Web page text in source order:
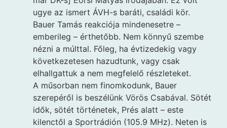
ugye az ismert ÁVH-s baráti, családi kör.
Bauer Tamás reakciója mindenesetre –
emberileg – érthetőbb. Nem könnyű szembe
nézni a múlttal. Főleg, ha évtizedekig vagy
következetesen hazudtunk, vagy csak
elhallgattuk a nem megfelelő részleteket.
A műsorban nem finomkodunk, Bauer
szerepéről is beszélünk Vörös Csabával. Sötét
idők, sötét történetek, Prés alatt – este
kilenctől a Sportrádión (105.9 MHz). Neten is